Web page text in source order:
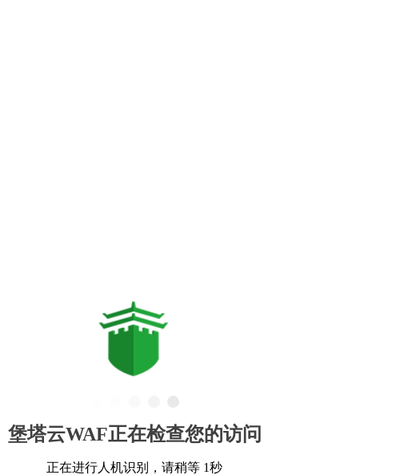
堡塔云WAF正在检查您的访问
正在进行人机识别，请稍等 1秒